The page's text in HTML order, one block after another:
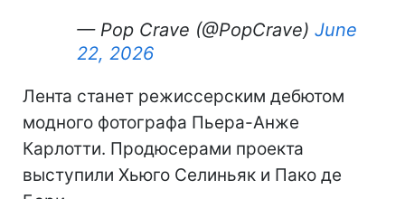
— Pop Crave (@PopCrave) June
22, 2026
Лента станет режиссерским дебютом
модного фотографа Пьера-Анже
Карлотти. Продюсерами проекта
выступили Хьюго Селиньяк и Пако де